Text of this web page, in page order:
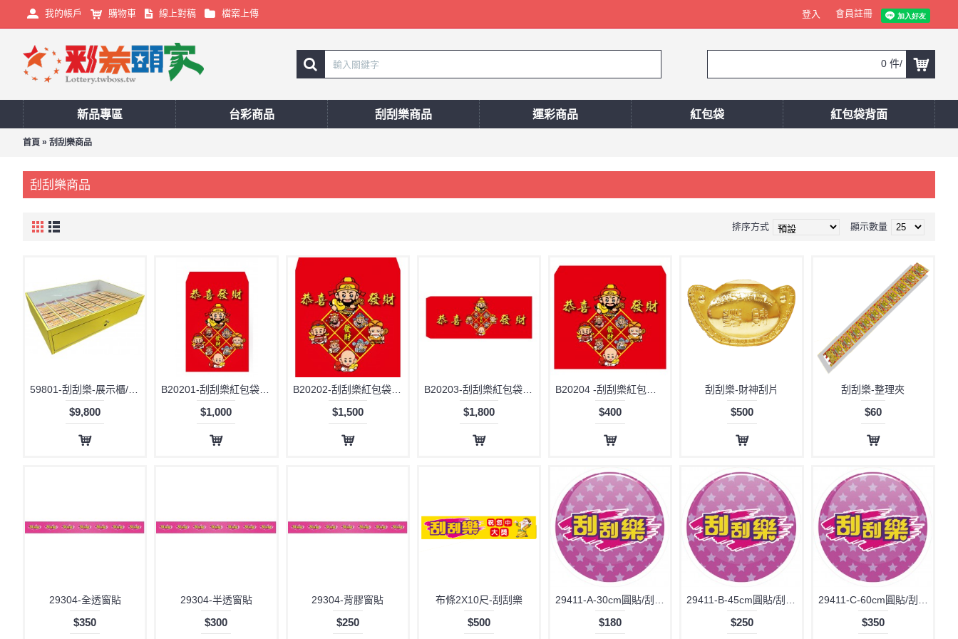
我的帳戶 購物車 線上對稿 檔案上傳 登入 會員註冊
0 件/
新品專區 台彩商品 刮刮樂商品 運彩商品 紅包袋 紅包袋背面
首頁 » 刮刮樂商品
刮刮樂商品
顯示數量
排序方式
59801-刮刮樂-展示櫃/抽屜型
$9,800
B20201-刮刮樂紅包袋-200元
$1,000
B20202-刮刮樂紅包袋-500元
$1,500
B20203-刮刮樂紅包袋-1000元
$1,800
B20204 -刮刮樂紅包袋-2000元
$400
刮刮樂-財神刮片
$500
刮刮樂-整理夾
$60
29304-全透窗貼
$350
29304-半透窗貼
$300
29304-背膠窗貼
$250
布條2X10尺-刮刮樂
$500 $180 $250 $350